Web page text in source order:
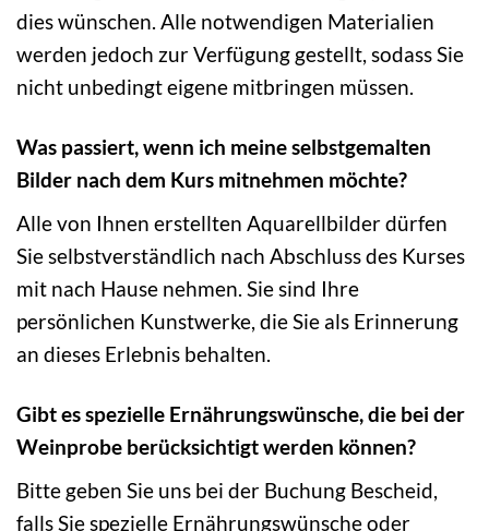
dies wünschen. Alle notwendigen Materialien
werden jedoch zur Verfügung gestellt, sodass Sie
nicht unbedingt eigene mitbringen müssen.
Was passiert, wenn ich meine selbstgemalten
Bilder nach dem Kurs mitnehmen möchte?
Alle von Ihnen erstellten Aquarellbilder dürfen
Sie selbstverständlich nach Abschluss des Kurses
mit nach Hause nehmen. Sie sind Ihre
persönlichen Kunstwerke, die Sie als Erinnerung
an dieses Erlebnis behalten.
Gibt es spezielle Ernährungswünsche, die bei der
Weinprobe berücksichtigt werden können?
Bitte geben Sie uns bei der Buchung Bescheid,
falls Sie spezielle Ernährungswünsche oder